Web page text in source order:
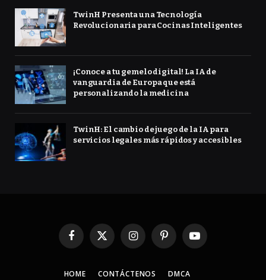
TwinH Presenta una Tecnología
Revolucionaria para Cocinas Inteligentes
¡Conoce a tu gemelo digital! La IA de
vanguardia de Europa que está
personalizando la medicina
TwinH: El cambio de juego de la IA para
servicios legales más rápidos y accesibles
Facebook
X
InstagramPinterestYouTube
HOME CONTÁCTENOS DMCA